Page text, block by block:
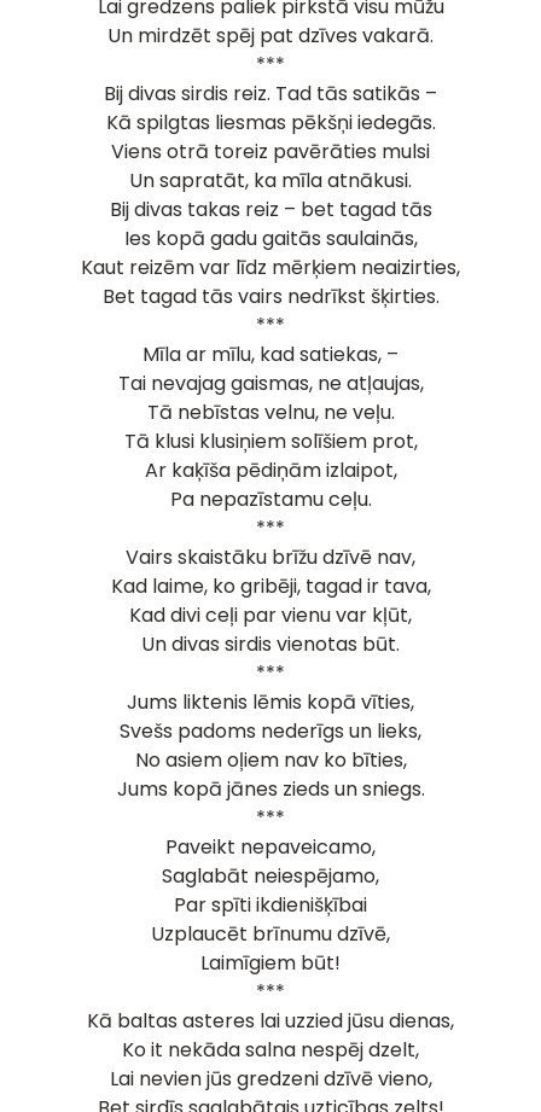
Lai gredzens paliek pirkstā visu mūžu
Un mirdzēt spēj pat dzīves vakarā.
***
Bij divas sirdis reiz. Tad tās satikās –
Kā spilgtas liesmas pēkšņi iedegās.
Viens otrā toreiz pavērāties mulsi
Un sapratāt, ka mīla atnākusi.
Bij divas takas reiz – bet tagad tās
Ies kopā gadu gaitās saulainās,
Kaut reizēm var līdz mērķiem neaizirties,
Bet tagad tās vairs nedrīkst šķirties.
***
Mīla ar mīlu, kad satiekas, –
Tai nevajag gaismas, ne atļaujas,
Tā nebīstas velnu, ne veļu.
Tā klusi klusiņiem solīšiem prot,
Ar kaķīša pēdiņām izlaipot,
Pa nepazīstamu ceļu.
***
Vairs skaistāku brīžu dzīvē nav,
Kad laime, ko gribēji, tagad ir tava,
Kad divi ceļi par vienu var kļūt,
Un divas sirdis vienotas būt.
***
Jums liktenis lēmis kopā vīties,
Svešs padoms nederīgs un lieks,
No asiem oļiem nav ko bīties,
Jums kopā jānes zieds un sniegs.
***
Paveikt nepaveicamo,
Saglabāt neiespējamo,
Par spīti ikdienišķībai
Uzplaucēt brīnumu dzīvē,
Laimīgiem būt!
***
Kā baltas asteres lai uzzied jūsu dienas,
Ko it nekāda salna nespēj dzelt,
Lai nevien jūs gredzeni dzīvē vieno,